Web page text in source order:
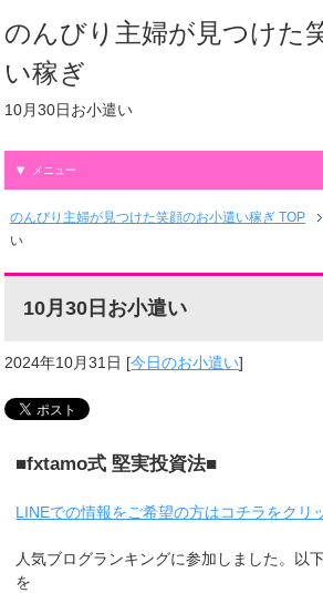
のんびり主婦が見つけた
い稼ぎ
10月30日お小遣い
メニュー
のんびり主婦が見つけた笑顔のお小遣い稼ぎ TOP
い
10月30日お小遣い
2024年10月31日 [今日のお小遣い]
■fxtamo式 堅実投資法■
LINEでの情報をご希望の方はコチラをクリ
人気ブログランキングに参加しました。以
を